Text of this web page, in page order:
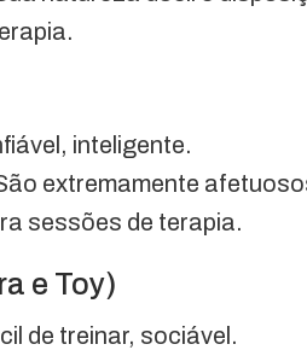
inteligente.
extremamente
sessões de terapia.
e Toy)
de treinar, sociável.